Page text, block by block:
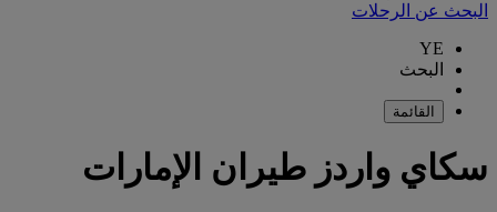
البحث عن الرحلات
YE
البحث
القائمة
سكاي واردز طيران الإمارات